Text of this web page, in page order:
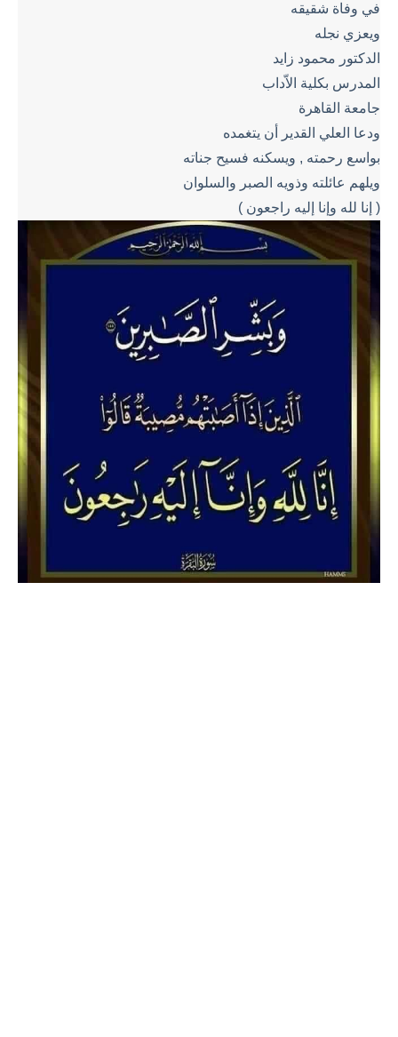
في وفاة شقيقه
ويعزي نجله
الدكتور محمود زايد
المدرس بكلية الاّداب
جامعة القاهرة
ودعا العلي القدير أن يتغمده
بواسع رحمته , ويسكنه فسيح جناته
ويلهم عائلته وذويه الصبر والسلوان
( إنا لله وإنا إليه راجعون )